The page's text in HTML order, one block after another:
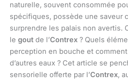
naturelle, souvent consommée
spécifiques, possède une saveur
surprendre les palais non avertis.
le gout de l’Contrex ? Quels
perception en bouche et
d’autres eaux ? Cet article se
sensorielle offerte par l’Contrex,